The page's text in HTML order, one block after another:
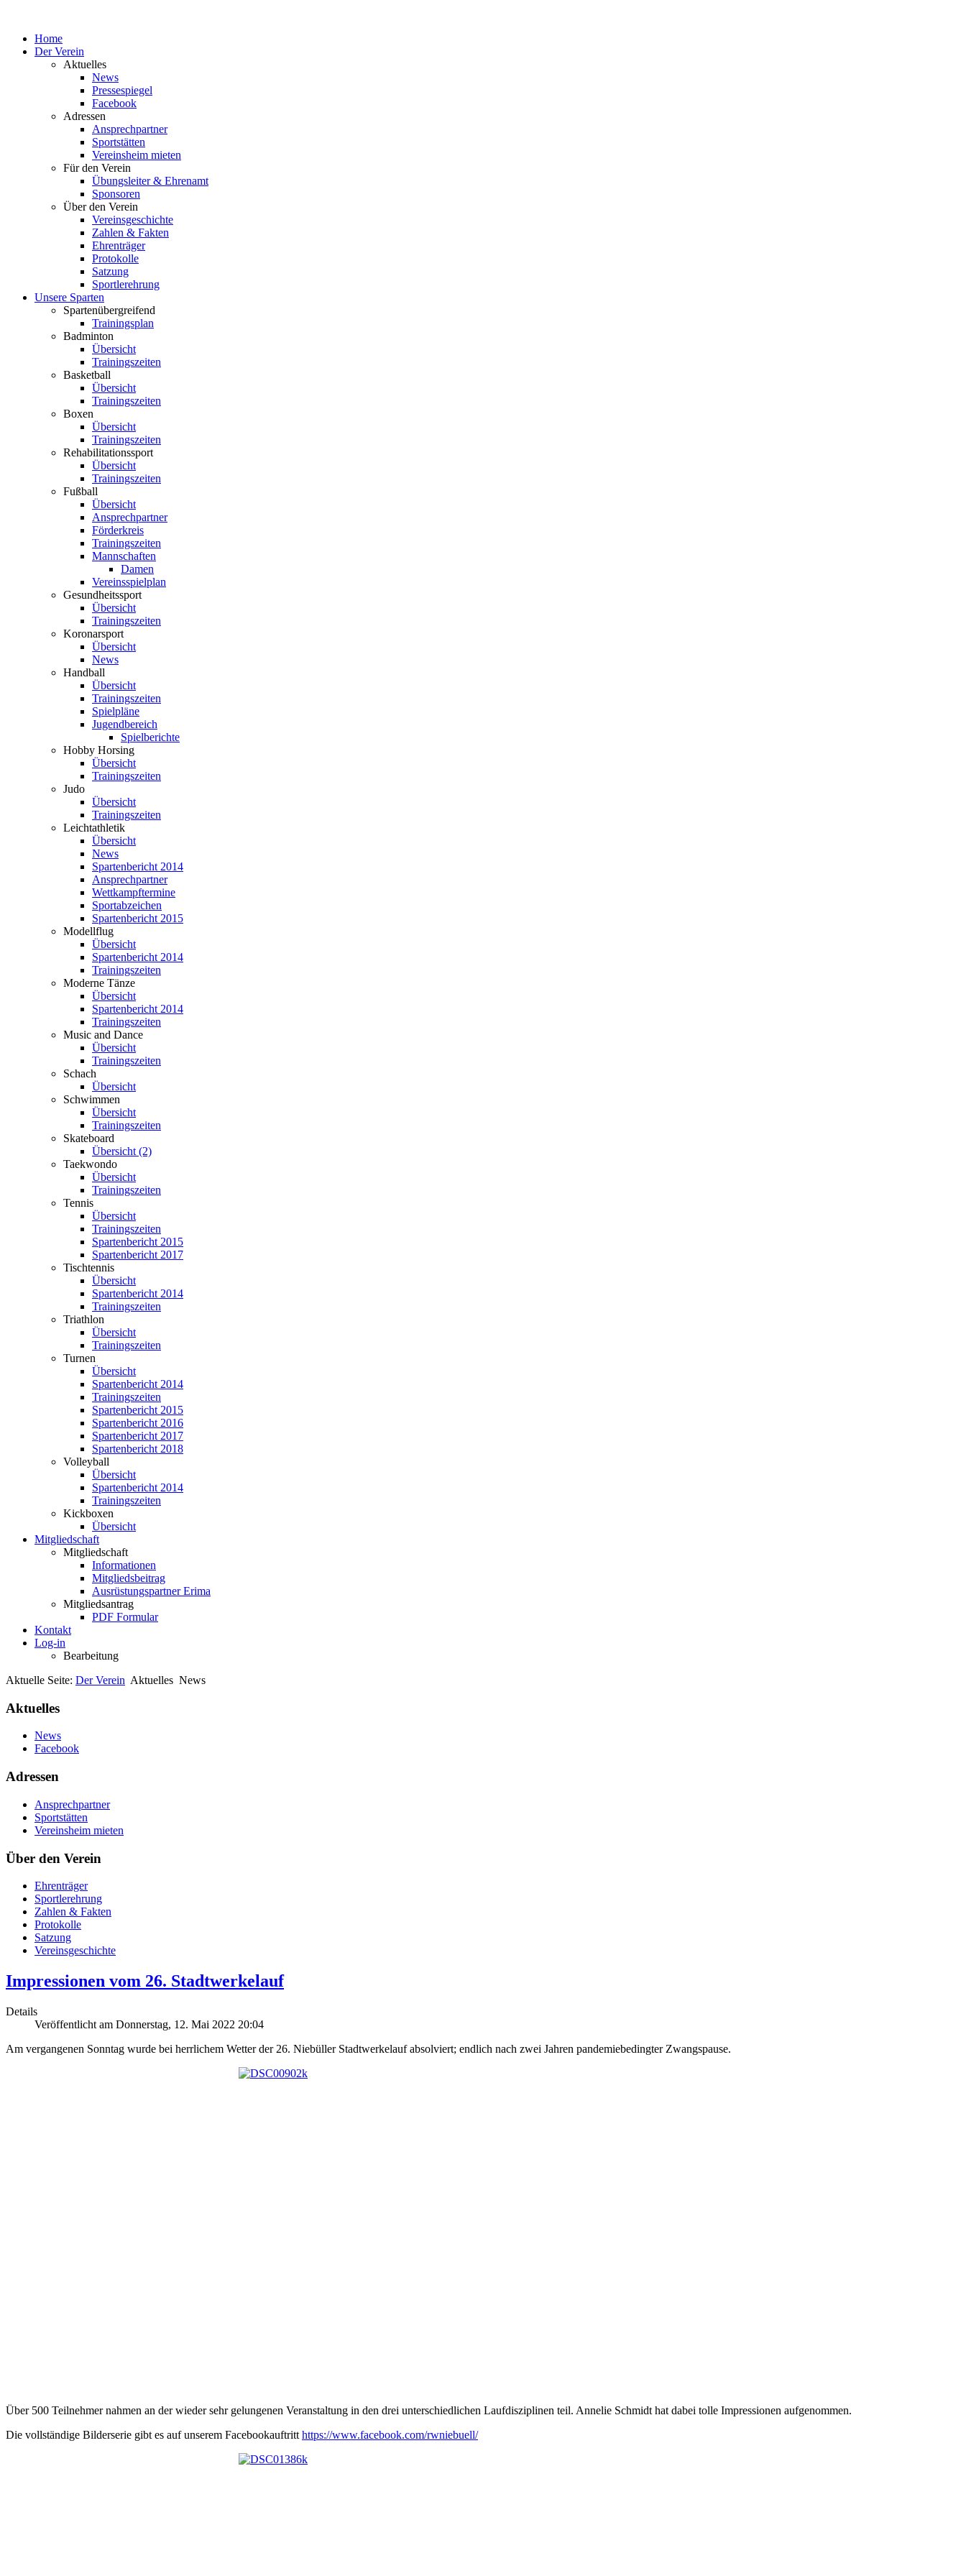
Home
Der Verein
Aktuelles
News
Pressespiegel
Facebook
Adressen
Ansprechpartner
Sportstätten
Vereinsheim mieten
Für den Verein
Übungsleiter & Ehrenamt
Sponsoren
Über den Verein
Vereinsgeschichte
Zahlen & Fakten
Ehrenträger
Protokolle
Satzung
Sportlerehrung
Unsere Sparten
Spartenübergreifend
Trainingsplan
Badminton
Übersicht
Trainingszeiten
Basketball
Übersicht
Trainingszeiten
Boxen
Übersicht
Trainingszeiten
Rehabilitationssport
Übersicht
Trainingszeiten
Fußball
Übersicht
Ansprechpartner
Förderkreis
Trainingszeiten
Mannschaften
Damen
Vereinsspielplan
Gesundheitssport
Übersicht
Trainingszeiten
Koronarsport
Übersicht
News
Handball
Übersicht
Trainingszeiten
Spielpläne
Jugendbereich
Spielberichte
Hobby Horsing
Übersicht
Trainingszeiten
Judo
Übersicht
Trainingszeiten
Leichtathletik
Übersicht
News
Spartenbericht 2014
Ansprechpartner
Wettkampftermine
Sportabzeichen
Spartenbericht 2015
Modellflug
Übersicht
Spartenbericht 2014
Trainingszeiten
Moderne Tänze
Übersicht
Spartenbericht 2014
Trainingszeiten
Music and Dance
Übersicht
Trainingszeiten
Schach
Übersicht
Schwimmen
Übersicht
Trainingszeiten
Skateboard
Übersicht (2)
Taekwondo
Übersicht
Trainingszeiten
Tennis
Übersicht
Trainingszeiten
Spartenbericht 2015
Spartenbericht 2017
Tischtennis
Übersicht
Spartenbericht 2014
Trainingszeiten
Triathlon
Übersicht
Trainingszeiten
Turnen
Übersicht
Spartenbericht 2014
Trainingszeiten
Spartenbericht 2015
Spartenbericht 2016
Spartenbericht 2017
Spartenbericht 2018
Volleyball
Übersicht
Spartenbericht 2014
Trainingszeiten
Kickboxen
Übersicht
Mitgliedschaft
Mitgliedschaft
Informationen
Mitgliedsbeitrag
Ausrüstungspartner Erima
Mitgliedsantrag
PDF Formular
Kontakt
Log-in
Bearbeitung
Aktuelle Seite: Der Verein Aktuelles News
Aktuelles
News
Facebook
Adressen
Ansprechpartner
Sportstätten
Vereinsheim mieten
Über den Verein
Ehrenträger
Sportlerehrung
Zahlen & Fakten
Protokolle
Satzung
Vereinsgeschichte
Impressionen vom 26. Stadtwerkelauf
Details
Veröffentlicht am Donnerstag, 12. Mai 2022 20:04
Am vergangenen Sonntag wurde bei herrlichem Wetter der 26. Niebüller Stadtwerkelauf absolviert; endlich nach zwei Jahren pandemiebedingter Zwangspause.
Über 500 Teilnehmer nahmen an der wieder sehr gelungenen Veranstaltung in den drei unterschiedlichen Laufdisziplinen teil. Annelie Schmidt hat dabei tolle Impressionen aufgenommen.
Die vollständige Bilderserie gibt es auf unserem Facebookauftritt https://www.facebook.com/rwniebuell/